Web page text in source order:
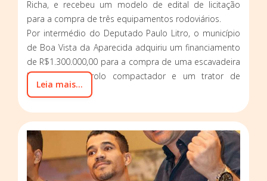
Richa, e recebeu um modelo de edital de licitação
para a compra de três equipamentos rodoviários.
Por intermédio do Deputado Paulo Litro, o município
de Boa Vista da Aparecida adquiriu um financiamento
de R$1.300.000,00 para a compra de uma escavadeira
hidráulica, um rolo compactador e um trator de
esteira.
Leia mais...